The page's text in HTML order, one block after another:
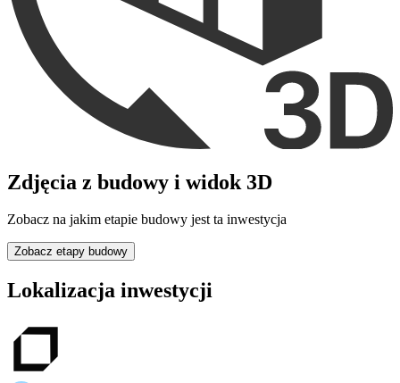
Zdjęcia z budowy i widok 3D
Zobacz na jakim etapie budowy jest ta inwestycja
Zobacz etapy budowy
Lokalizacja inwestycji